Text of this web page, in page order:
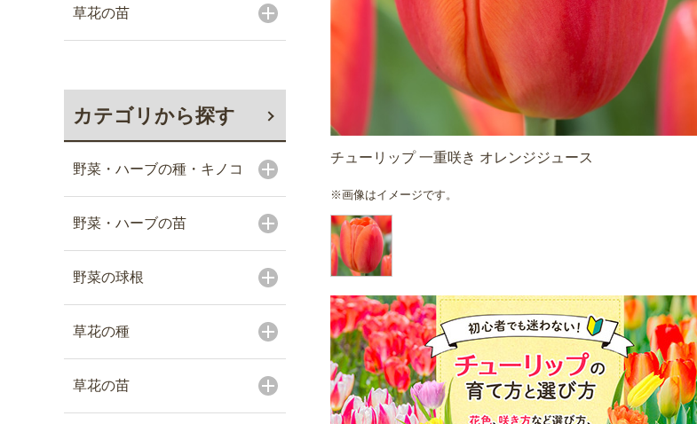
草花の苗
カテゴリから探す
野菜・ハーブの種・キノコ
野菜・ハーブの苗
野菜の球根
草花の種
草花の苗
チューリップ 一重咲き オレンジジュース
※画像はイメージです。